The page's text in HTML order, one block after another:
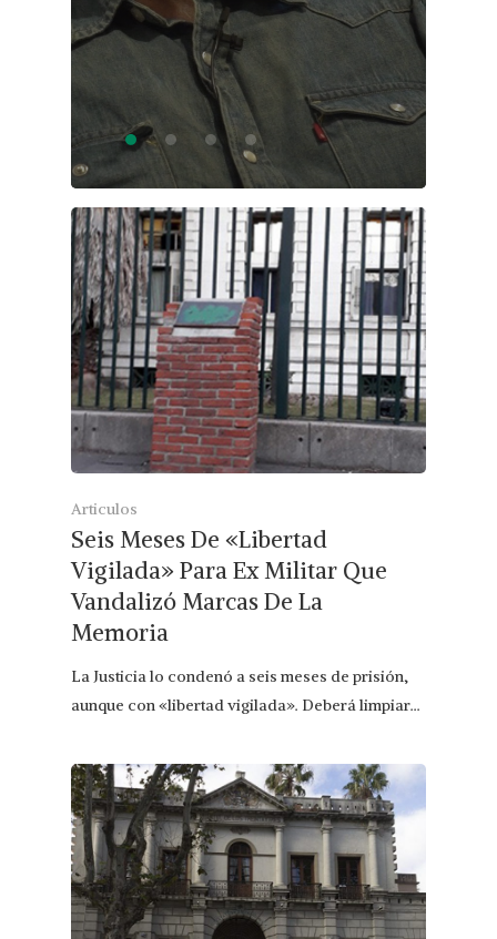
21147)
Articulos
Seis Meses De «Libertad
Vigilada» Para Ex Militar Que
Vandalizó Marcas De La
Memoria
La Justicia lo condenó a seis meses de prisión,
aunque con «libertad vigilada». Deberá limpiar…